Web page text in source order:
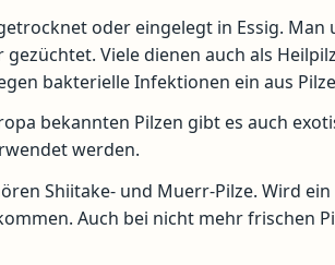
oder eingelegt in Essig. Man
Viele dienen auch als
bakterielle Infektionen ein aus
bekannten Pilzen gibt es auch
werden.
Shiitake- und Muerr-Pilze. Wird
Auch bei nicht mehr frischen